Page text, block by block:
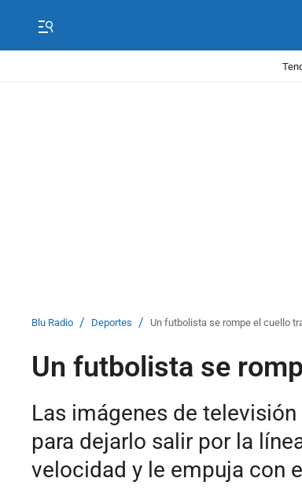
Blu Radio / Deportes / Un futbolista se rompe el cuello
Un futbolista se
Las imágenes de
para dejarlo salir por la
velocidad y le empuja con